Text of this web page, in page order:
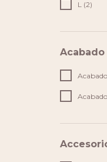
L (2)
Acabado
Acabado
Acabado